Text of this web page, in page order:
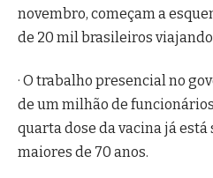
novembro, começam a
de 20 mil brasileiros viajando
· O trabalho presencial no
de um milhão de
quarta dose da vacina já está
maiores de 70 anos.